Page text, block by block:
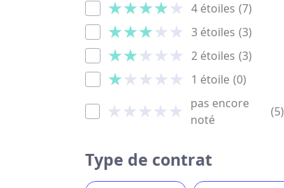
4 étoiles (7)
3 étoiles (3)
2 étoiles (3)
1 étoile (0)
pas encore
noté
(5)
Type de contrat